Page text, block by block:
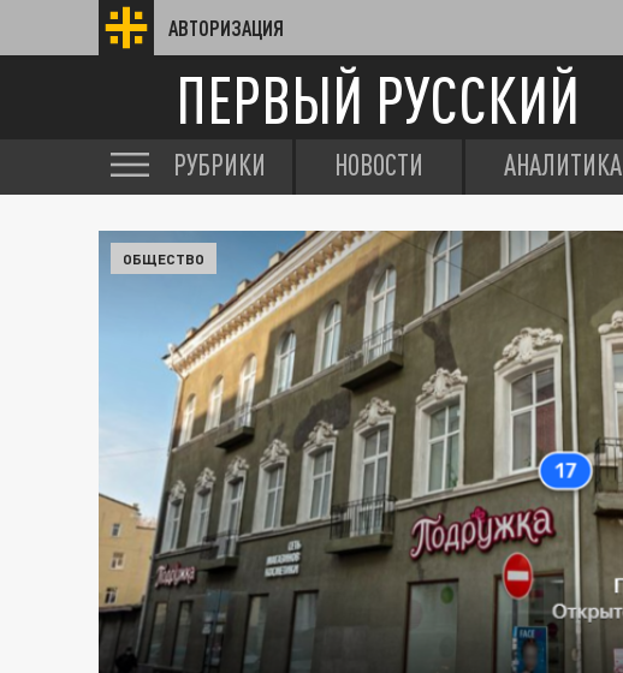
АВТОРИЗАЦИЯ
ПЕРВЫЙ РУССКИЙ
РУБРИКИ НОВОСТИ АНАЛИТИКА
ОБЩЕСТВО